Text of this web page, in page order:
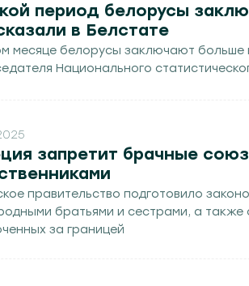
период белорусы
в Белстате
месяце белорусы заключают больше
Национального
запретит брачные
правительство подготовило
братьями и сестрами, а
за границей